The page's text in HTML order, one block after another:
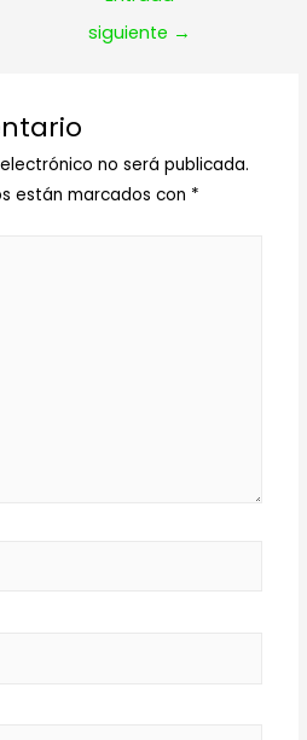
siguiente →
no será publicada.
están marcados con *